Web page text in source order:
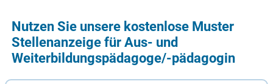
Nutzen Sie unsere kostenlose Muster
Stellenanzeige für Aus- und
Weiterbildungspädagoge/-pädagogin